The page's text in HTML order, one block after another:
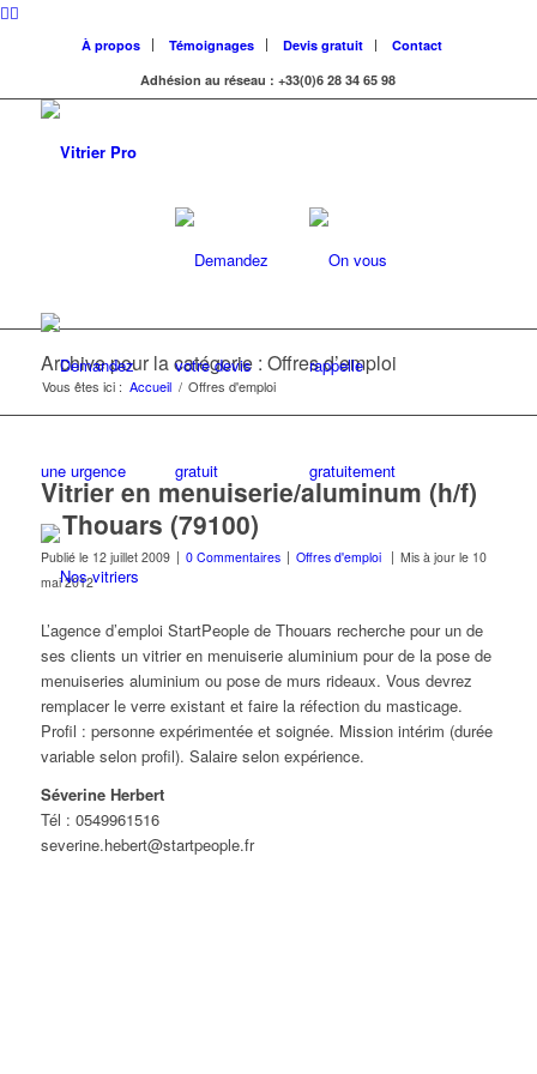
À propos Témoignages Devis gratuit
Contact
Adhésion au réseau : +33(0)6 28 34 65 98
Archive pour la catégorie : Offres d’emploi
Vous êtes ici : Accueil / Offres d'emploi
Vitrier en menuiserie/aluminum (h/f)
– Thouars (79100)
Publié le 12 juillet 2009 | 0 Commentaires | Offres d'emploi | Mis à jour le 10
mai 2012
L’agence d’emploi StartPeople de Thouars recherche pour un de
ses clients un vitrier en menuiserie aluminium pour de la pose de
menuiseries aluminium ou pose de murs rideaux. Vous devrez
remplacer le verre existant et faire la réfection du masticage.
Profil : personne expérimentée et soignée. Mission intérim (durée
variable selon profil). Salaire selon expérience.
Séverine Herbert
Tél : 0549961516
severine.hebert@startpeople.fr